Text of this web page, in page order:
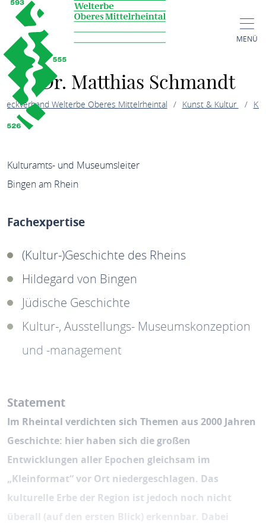
MENÜ
Dr. Matthias Schmandt
Welterbe Oberes Mittelrheintal Kunst & Kultur
Kulturamts- und Museumsleiter
Bingen am Rhein
Fachexpertise
(Kultur-)Geschichte des Rheins
Hildegard von Bingen
Jüdische Geschichte
Kultur-, Ausstellungs- Museumskonzeption
und -management
Statement
Im Rheintal verdichten sich Themen aus 2000 Jahren
Geschichte: hier haben sich die großen
Entwicklungen aller Epochen gleichsam im
„Kleinformat“ vor Ort niedergeschlagen. Das
kulturelle Erbe der Region ist jedoch noch nicht
überall (auf den ersten Blick) erkennbar. Dabei